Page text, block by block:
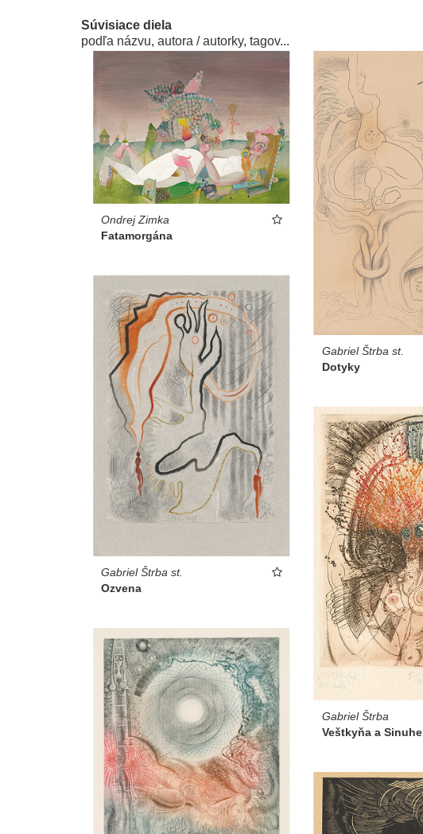
Súvisiace diela
podľa názvu, autora / autorky, tagov...
Ondrej Zimka
Fatamorgána
Gabriel Štrba st.
Dotyky
Gabriel Štrba st.
Ozvena
Gabriel Štrba
Veštkyňa a Sinuhe